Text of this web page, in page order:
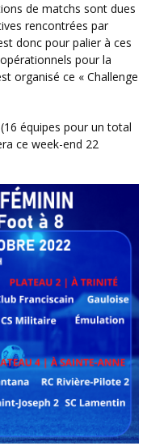
rencontrées par
donc pour palier à ces
pour la
organisé ce « Challenge
ce week-end 22